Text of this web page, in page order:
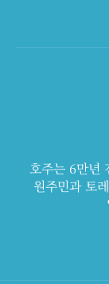
호주는 6만년
원주민과 토